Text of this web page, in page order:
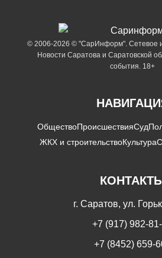
© 2006-2026 © "СарИнформ". Сетевое
Новости Саратова и Саратовской
события. 18+
ОбществоПроисшествияСуд
ЖКХ и строительствоКультура
г. Саратов, ул.
+7 (917) 982-
+7 (8452) 659-